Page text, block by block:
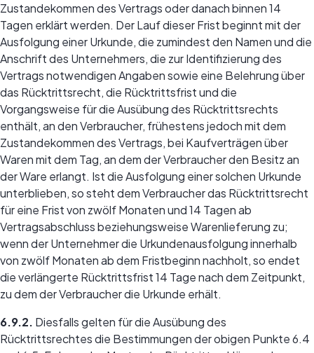
Zustandekommen des Vertrags oder danach binnen 14
Tagen erklärt werden. Der Lauf dieser Frist beginnt mit der
Ausfolgung einer Urkunde, die zumindest den Namen und die
Anschrift des Unternehmers, die zur Identifizierung des
Vertrags notwendigen Angaben sowie eine Belehrung über
das Rücktrittsrecht, die Rücktrittsfrist und die
Vorgangsweise für die Ausübung des Rücktrittsrechts
enthält, an den Verbraucher, frühestens jedoch mit dem
Zustandekommen des Vertrags, bei Kaufverträgen über
Waren mit dem Tag, an dem der Verbraucher den Besitz an
der Ware erlangt. Ist die Ausfolgung einer solchen Urkunde
unterblieben, so steht dem Verbraucher das Rücktrittsrecht
für eine Frist von zwölf Monaten und 14 Tagen ab
Vertragsabschluss beziehungsweise Warenlieferung zu;
wenn der Unternehmer die Urkundenausfolgung innerhalb
von zwölf Monaten ab dem Fristbeginn nachholt, so endet
die verlängerte Rücktrittsfrist 14 Tage nach dem Zeitpunkt,
zu dem der Verbraucher die Urkunde erhält.
6.9.2. Diesfalls gelten für die Ausübung des
Rücktrittsrechtes die Bestimmungen der obigen Punkte 6.4